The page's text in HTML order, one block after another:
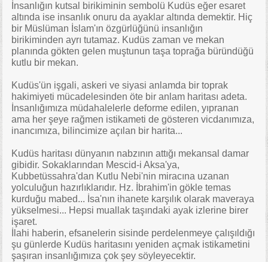
İnsanlığın kutsal birikiminin sembolü Kudüs eğer esaret
altında ise insanlık onuru da ayaklar altında demektir. Hiç
bir Müslüman İslam'ın özgürlüğünü insanlığın
birikiminden ayrı tutamaz. Kudüs zaman ve mekan
planında gökten gelen muştunun taşa toprağa büründüğü
kutlu bir mekan.
Kudüs'ün işgali, askeri ve siyasi anlamda bir toprak
hakimiyeti mücadelesinden öte bir anlam haritası adeta.
İnsanlığımıza müdahalelerle deforme edilen, yıpranan
ama her şeye rağmen istikameti de gösteren vicdanımıza,
inancımıza, bilincimize açılan bir harita...
Kudüs haritası dünyanın nabzının attığı mekansal damar
gibidir. Sokaklarından Mescid-i Aksa'ya,
Kubbetüssahra'dan Kutlu Nebi'nin miracına uzanan
yolculuğun hazırlıklarıdır. Hz. İbrahim'in gökle temas
kurduğu mabed... İsa'nın ihanete karşılık olarak maveraya
yükselmesi... Hepsi muallak taşındaki ayak izlerine birer
işaret.
İlahi haberin, efsanelerin sisinde perdelenmeye çalışıldığı
şu günlerde Kudüs haritasını yeniden açmak istikametini
şaşıran insanlığımıza çok şey söyleyecektir.